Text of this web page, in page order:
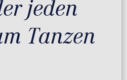
jeden
Tanzen